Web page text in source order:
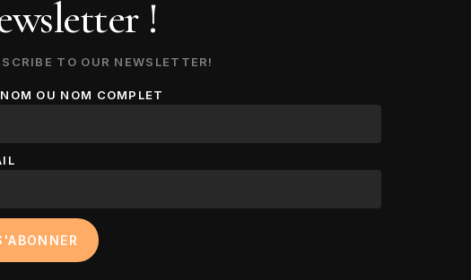
!
TO OUR NEWSLETTER!
OU NOM COMPLET